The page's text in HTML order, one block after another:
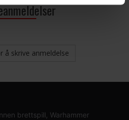
å skrive anmeldelse
brettspill, Warhammer